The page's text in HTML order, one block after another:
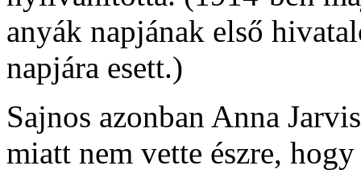
anyák napjának első
napjára esett.)
Sajnos azonban Anna
miatt nem vette észre,